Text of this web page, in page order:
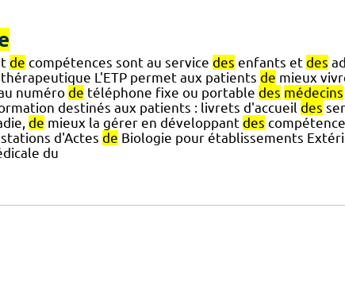
de compétences sont au service des enfants et des
L'ETP permet aux patients de mieux
numéro de téléphone fixe ou portable des médecins
destinés aux patients : livrets d'accueil des
de mieux la gérer en développant des
d'Actes de Biologie pour établissements
du